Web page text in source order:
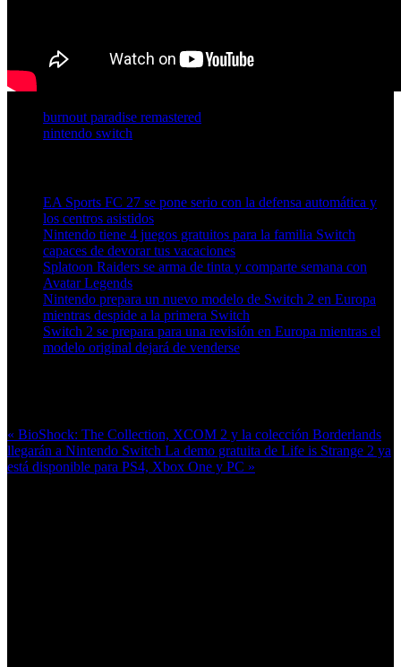
burnout paradise remastered
nintendo switch
EA Sports FC 27 se pone serio con la defensa automática y
los centros asistidos
Nintendo tiene 4 juegos gratuitos para la familia Switch
capaces de devorar tus vacaciones
Splatoon Raiders se arma de tinta y comparte semana con
Avatar Legends
Nintendo prepara un nuevo modelo de Switch 2 en Europa
mientras despide a la primera Switch
Switch 2 se prepara para una revisión en Europa mientras el
modelo original dejará de venderse
« BioShock: The Collection, XCOM 2 y la colección Borderlands
llegarán a Nintendo Switch La demo gratuita de Life is Strange 2 ya
está disponible para PS4, Xbox One y PC »